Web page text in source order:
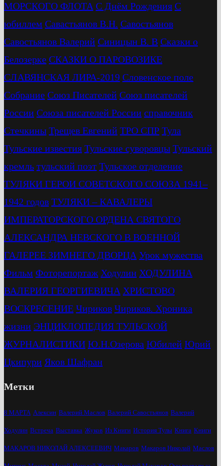
МОРСКОГО ФЛОТА С Днём Рождения С
юбиллем Савастьянов В.Н. Савостьянов
Савостьянов Валерий Синицын В. В Сказки о
Белозерке СКАЗКИ О ПАРОВОЗИКЕ
СЛАВЯНСКАЯ ЛИРА-2019 Словенское поле
Собрание Союз Писателей Союз писателей
России Союза писателей России справочник
Стечкины Трещев Евгений ТРО СПР Тула
Тульские известия Тульские суворовцы Тульский
кремль тульский поэт Тульское отделение
ТУЛЯКИ ГЕРОИ СОВЕТСКОГО СОЮЗА 1941–
1942 годов ТУЛЯКИ – КАВАЛЕРЫ
ИМПЕРАТОРСКОГО ОРДЕНА СВЯТОГО
АЛЕКСАНДРА НЕВСКОГО В ВОЕННОЙ
ГАЛЕРЕЕ ЗИМНЕГО ДВОРЦА Урок мужества
Фильм Фоторепортаж Ходулин ХОДУЛИНА
ВАЛЕРИЯ ГЕОРГИЕВИЧА ХРИСТОВО
ВОСКРЕСЕНИЕ Чириков Чириков. Хроника
жизни ЭНЦИКЛОПЕДИЯ ТУЛЬСКОЙ
ЖУРНАЛИСТИКИ Ю.Н.Озерова Юбилей Юрий
Цкипури Яков Шафран
Метки
8 МАРТА Алексин Валерий Маслов Валерий Савостьянов Валерий
Ходулин Встреча Выставка Жуков Из Книги История Тулы Книга Книги
МАКАРОВ НИКОЛАЙ АЛЕКСЕЕВИЧ Макаров Макаров Николай Маслов